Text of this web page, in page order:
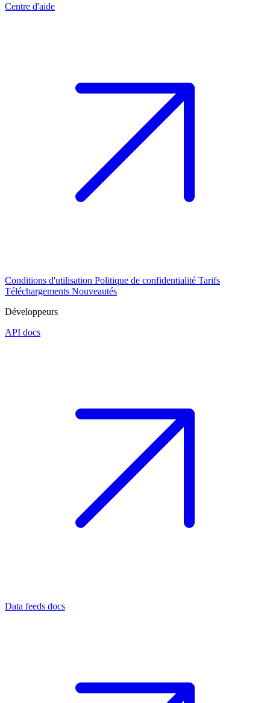
Centre d'aide
Conditions d'utilisation Politique de confidentialité Tarifs
Téléchargements Nouveautés
Développeurs
API docs
Data feeds docs